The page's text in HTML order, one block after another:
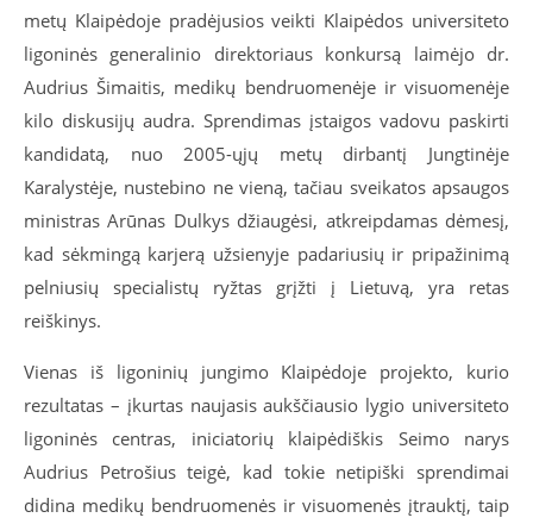
metų Klaipėdoje pradėjusios veikti Klaipėdos universiteto
ligoninės generalinio direktoriaus konkursą laimėjo dr.
Audrius Šimaitis, medikų bendruomenėje ir visuomenėje
kilo diskusijų audra. Sprendimas įstaigos vadovu paskirti
kandidatą, nuo 2005-ųjų metų dirbantį Jungtinėje
Karalystėje, nustebino ne vieną, tačiau sveikatos apsaugos
ministras Arūnas Dulkys džiaugėsi, atkreipdamas dėmesį,
kad sėkmingą karjerą užsienyje padariusių ir pripažinimą
pelniusių specialistų ryžtas grįžti į Lietuvą, yra retas
reiškinys.
Vienas iš ligoninių jungimo Klaipėdoje projekto, kurio
rezultatas – įkurtas naujasis aukščiausio lygio universiteto
ligoninės centras, iniciatorių klaipėdiškis Seimo narys
Audrius Petrošius teigė, kad tokie netipiški sprendimai
didina medikų bendruomenės ir visuomenės įtrauktį, taip